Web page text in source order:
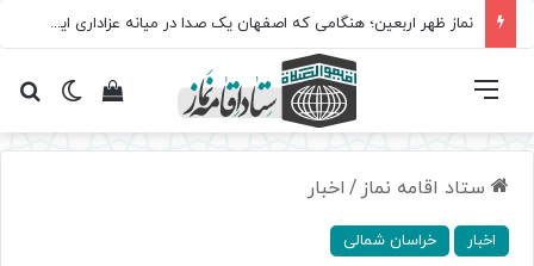
نماز ظهر اربعین؛ هنگامی که اصفهان یک صدا در میانه عزاداری ایستاد
تغییرمشاهده فهرست
ستاد اقامه نماز / اخبار
اخبار خراسان شمالی